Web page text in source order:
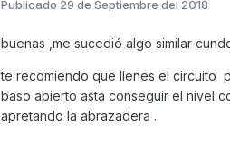
Publicado 29 de Septiembre del 2018
buenas ,me sucedió algo similar
te recomiendo que llenes el circuito
baso abierto asta conseguir el nivel
apretando la abrazadera .